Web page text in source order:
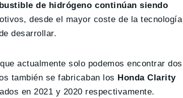
de hidrógeno continúan siendo
desde el mayor coste de la tecnología
desarrollar.
actualmente solo podemos encontrar dos
también se fabricaban los Honda Clarity
en 2021 y 2020 respectivamente.